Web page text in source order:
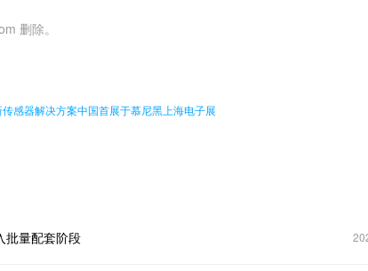
删除。
感器解决方案中国首展于慕尼黑上海电子展
批量配套阶段